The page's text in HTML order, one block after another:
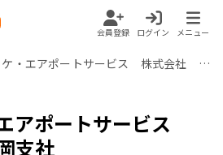
会員登録 ログイン メニュー
障害者雇用求人/コウノイケ・エアポートサービス 株式会社 福岡支社/福岡県
アポートサービス
支社